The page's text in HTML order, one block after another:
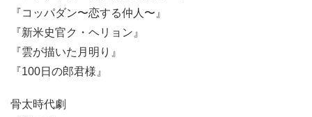
『コッパダン〜恋する仲⼈〜』
『新米史官ク・ヘリョン』
『雲が描いた月明り』
『100日の郎君様』
骨太時代劇